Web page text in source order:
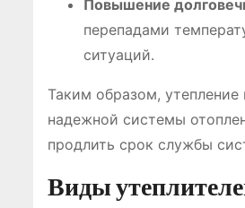
Повышение
перепадами
ситуаций․
Таким образом,
надежной системы
продлить срок службы
Виды